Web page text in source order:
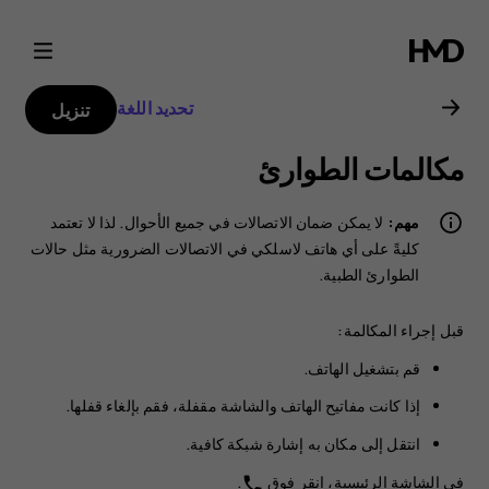
دليل
مستخدم
Nokia
8
Sirocco
تحديد اللغة تنزيل
مكالمات الطوارئ
مهم: لا يمكن ضمان الاتصالات في جميع الأحوال. لذا لا تعتمد
كليةً على أي هاتف لاسلكي في الاتصالات الضرورية مثل حالات
الطوارئ الطبية.
قبل إجراء المكالمة:
قم بتشغيل الهاتف.
إذا كانت مفاتيح الهاتف والشاشة مقفلة، فقم بإلغاء قفلها.
انتقل إلى مكان به إشارة شبكة كافية.
في الشاشة الرئيسية، انقر فوق phone
.